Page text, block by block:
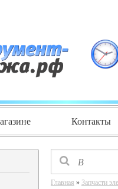
Контакты
Главная » Запчасти